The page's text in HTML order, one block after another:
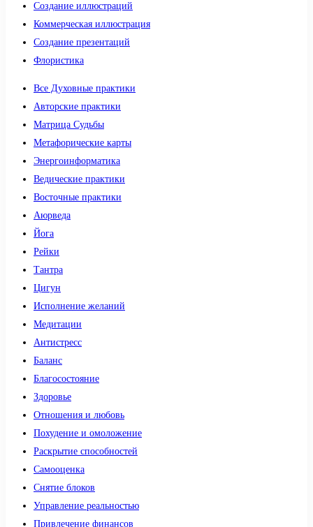
Создание иллюстраций
Коммерческая иллюстрация
Создание презентаций
Флористика
Все Духовные практики
Авторские практики
Матрица Судьбы
Метафорические карты
Энергоинформатика
Ведические практики
Восточные практики
Аюрведа
Йога
Рейки
Тантра
Цигун
Исполнение желаний
Медитации
Антистресс
Баланс
Благосостояние
Здоровье
Отношения и любовь
Похудение и омоложение
Раскрытие способностей
Самооценка
Снятие блоков
Управление реальностью
Привлечение финансов